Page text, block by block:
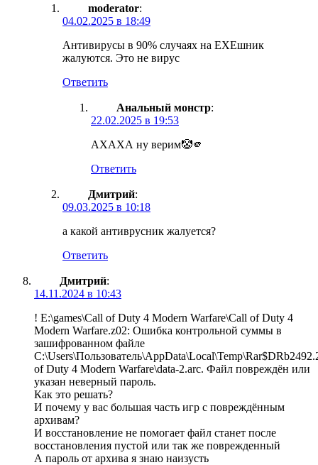
moderator:
04.02.2025 в 18:49
Антивирусы в 90% случаях на ЕХЕшник
жалуются. Это не вирус
Ответить
Анальный монстр:
22.02.2025 в 19:53
АХАХА ну верим🤡🫵
Ответить
Дмитрий:
09.03.2025 в 10:18
а какой антиврусник жалуется?
Ответить
Дмитрий:
14.11.2024 в 10:43
! E:\games\Call of Duty 4 Modern Warfare\Call of Duty 4
Modern Warfare.z02: Ошибка контрольной суммы в
зашифрованном файле
of Duty 4 Modern Warfare\data-2.arc. Файл повреждён или
указан неверный пароль.
Как это решать?
И почему у вас большая часть игр с повреждённым
архивам?
И восстановление не помогает файл станет после
восстановления пустой или так же поврежденный
А пароль от архива я знаю наизусть